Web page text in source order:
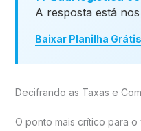
A resposta está
Baixar Planilha
Decifrando as Taxas e
O ponto mais crítico para